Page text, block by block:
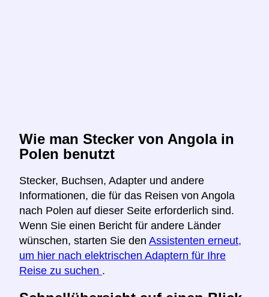
Wie man Stecker von Angola in
Polen benutzt
Stecker, Buchsen, Adapter und andere
Informationen, die für das Reisen von Angola
nach Polen auf dieser Seite erforderlich sind.
Wenn Sie einen Bericht für andere Länder
wünschen, starten Sie den Assistenten erneut,
um hier nach elektrischen Adaptern für Ihre
Reise zu suchen .